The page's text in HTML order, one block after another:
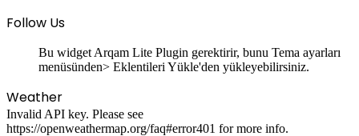
Follow Us
Bu widget Arqam Lite Plugin gerektirir, bunu Tema ayarları
menüsünden> Eklentileri Yükle'den yükleyebilirsiniz.
Weather
Invalid API key. Please see
https://openweathermap.org/faq#error401 for more info.